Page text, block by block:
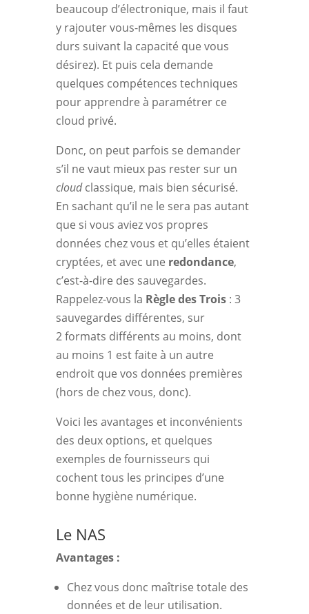
beaucoup d’électronique, mais il faut
y rajouter vous-mêmes les disques
durs suivant la capacité que vous
désirez). Et puis cela demande
quelques compétences techniques
pour apprendre à paramétrer ce
cloud privé.
Donc, on peut parfois se demander
s’il ne vaut mieux pas rester sur un
cloudclassique, mais bien sécurisé.
En sachant qu’il ne le sera pas autant
que si vous aviez vos propres
données chez vous et qu’elles étaient
cryptées, et avec une redondance,
c’est-à-dire des sauvegardes.
Rappelez-vous la Règle des Trois: 3
sauvegardes différentes, sur
2 formats différents au moins, dont
au moins 1 est faite à un autre
endroit que vos données premières
(hors de chez vous, donc).
Voici les avantages et inconvénients
des deux options, et quelques
exemples de fournisseurs qui
cochent tous les principes d’une
bonne hygiène numérique.
Le NAS
Avantages :
Chez vous donc maîtrise totale des
données et de leur utilisation.